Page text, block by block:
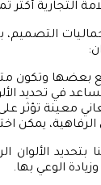
التجارية أكثر
التصميم،
بعضها وتكون
في تحديد
معينة تؤثر
يمكن
الألوان
الوعي بها.